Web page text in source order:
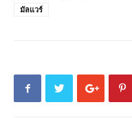
มัลแวร์